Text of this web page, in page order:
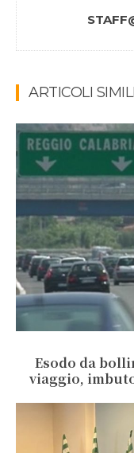
ARTICOLI SIMILI
Esodo da
viaggio,